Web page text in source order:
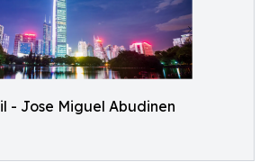
- Jose Miguel Abudinen